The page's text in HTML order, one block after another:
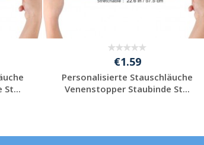
St...
€1.59
Personalisierte Stauschläuche
Venenstopper Staubinde St...